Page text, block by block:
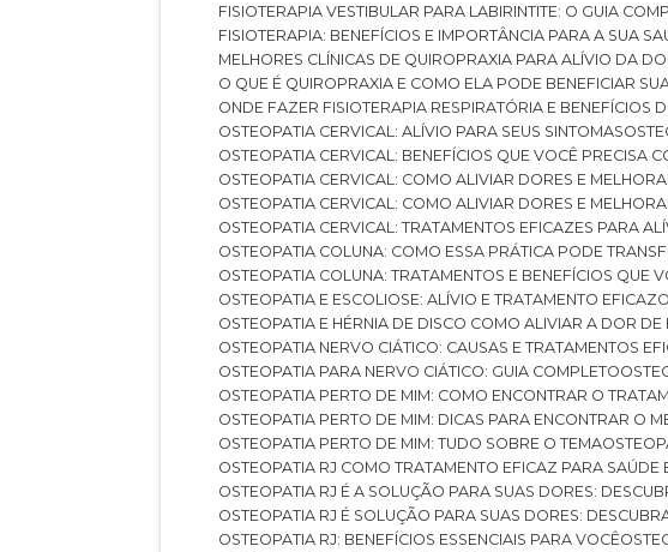
FISIOTERAPIA VESTIBULAR PARA LABIRINTITE: O GUIA
FISIOTERAPIA: BENEFÍCIOS E IMPORTÂNCIA PARA A SUA
MELHORES CLÍNICAS DE QUIROPRAXIA PARA ALÍVIO DA
O QUE É QUIROPRAXIA E COMO ELA PODE BENEFICIAR
ONDE FAZER FISIOTERAPIA RESPIRATÓRIA E BENEFÍCIOS
OSTEOPATIA CERVICAL: ALÍVIO PARA SEUS SINTOMAS
OSTEOPATIA CERVICAL: BENEFÍCIOS QUE VOCÊ PRECISA
OSTEOPATIA CERVICAL: COMO ALIVIAR DORES E
OSTEOPATIA CERVICAL: COMO ALIVIAR DORES E
OSTEOPATIA CERVICAL: TRATAMENTOS EFICAZES PARA
OSTEOPATIA COLUNA: COMO ESSA PRÁTICA PODE
OSTEOPATIA COLUNA: TRATAMENTOS E BENEFÍCIOS QUE
OSTEOPATIA E ESCOLIOSE: ALÍVIO E TRATAMENTO EFICAZ
OSTEOPATIA E HÉRNIA DE DISCO COMO ALIVIAR A DOR
OSTEOPATIA NERVO CIÁTICO: CAUSAS E TRATAMENTOS
OSTEOPATIA PARA NERVO CIÁTICO: GUIA COMPLETO
OSTEOPATIA PERTO DE MIM: COMO ENCONTRAR O
OSTEOPATIA PERTO DE MIM: DICAS PARA ENCONTRAR O
OSTEOPATIA PERTO DE MIM: TUDO SOBRE O TEMA
OSTEOPATIA RJ COMO TRATAMENTO EFICAZ PARA SAÚDE
OSTEOPATIA RJ É A SOLUÇÃO PARA SUAS DORES:
OSTEOPATIA RJ É SOLUÇÃO PARA SUAS DORES:
OSTEOPATIA RJ: BENEFÍCIOS ESSENCIAIS PARA VOCÊ